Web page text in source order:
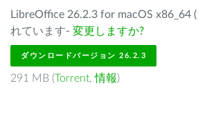
LibreOffice 26.2.3 for macOS x86_64
れています- 変更しますか?
ダウンロードバージョン 26.2.3
291 MB (Torrent,情報)